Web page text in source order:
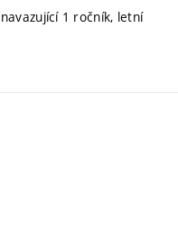
1 ročník, letní